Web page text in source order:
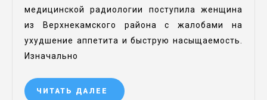
медицинской радиологии поступила женщина
из Верхнекамского района с жалобами на
ухудшение аппетита и быструю насыщаемость.
Изначально
ЧИТАТЬ ДАЛЕЕ